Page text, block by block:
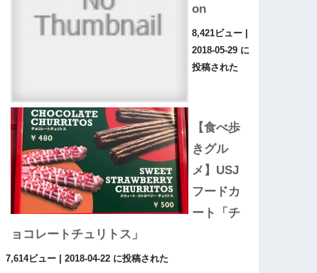
on
8,421ビュー
2018-05-29 に
投稿された
【食べ歩
きグル
メ】USJ
フードカ
ート「チ
ョコレートチュリトス」
7,614ビュー |2018-04-22 に投稿された